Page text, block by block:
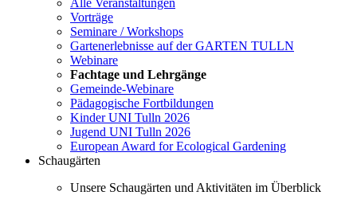
Alle Veranstaltungen
Vorträge
Seminare / Workshops
Gartenerlebnisse auf der GARTEN TULLN
Webinare
Fachtage und Lehrgänge
Gemeinde-Webinare
Pädagogische Fortbildungen
Kinder UNI Tulln 2026
Jugend UNI Tulln 2026
European Award for Ecological Gardening
Schaugärten
Unsere Schaugärten und Aktivitäten im Überblick